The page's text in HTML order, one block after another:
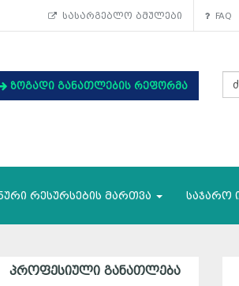
სასარგებლო ბმულები FAQ
ზოგადი განათლების რეფორმა
რესურსების მართვა საჯარო
ᲞᲠᲝᲤᲔᲡᲘᲣᲚᲘ ᲒᲐᲜᲐᲗᲚᲔᲑᲐ